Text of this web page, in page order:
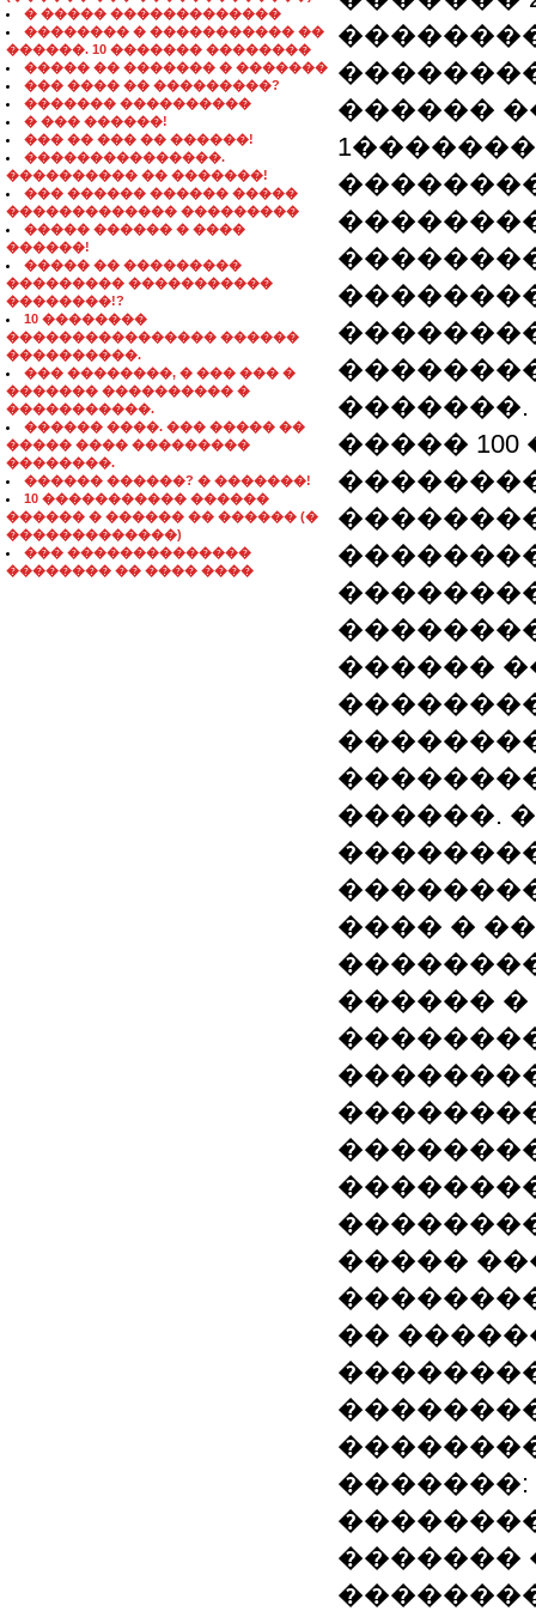
� ����� �������������
�������� � ����������� ��
������. 10 ������� ��������
����� �� ������� � �������
��� ���� �� ���������?
������� ����������
� ��� ������!
��� �� ��� �� ������!
���������������.
���������� �� �������!
��� ������ ������ �����
������������� ���������
����� ������ � ����
������!
����� �� ���������
��������� �����������
��������!?
10 ��������
���������������� ������
����������.
��� ��������, � ��� ��� �
������� ���������� �
�����������.
������ ����. ��� ����� ��
����� ���� ���������
��������.
������ ������? � �������!
10 ����������� ������
������ � ������ �� ������ (�
�������������)
��� ��������������
�������� �� ���� ����
������
1�������
�����
������
������.
���� �
������ �
�����
��
�������